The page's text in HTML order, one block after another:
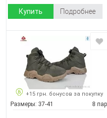
Купить Подробнее
+15 грн. бонусов за покупку
Размеры: 37-41 8 пар